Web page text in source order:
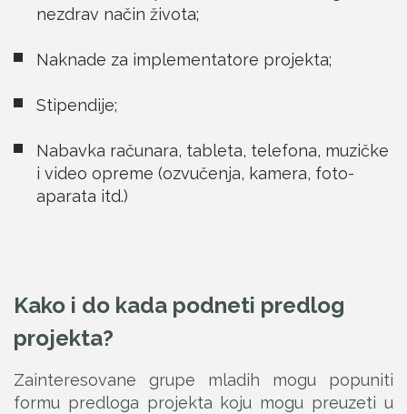
nezdrav način života;
Naknade za implementatore projekta;
Stipendije;
Nabavka računara, tableta, telefona, muzičke
i video opreme (ozvučenja, kamera, foto-
aparata itd.)
Kako i do kada podneti predlog
projekta?
Zainteresovane grupe mladih mogu popuniti
formu predloga projekta koju mogu preuzeti u